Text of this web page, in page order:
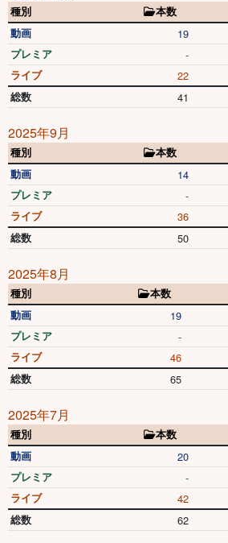
種別 本数
動画
19
プレミア -
ライブ 22
総数 41
2025年9月
種別 本数
動画
14
プレミア -
ライブ 36
総数 50
2025年8月
種別 本数
動画
19
プレミア -
ライブ 46
総数 65
2025年7月
種別 本数
動画
20
プレミア -
ライブ 42
総数 62